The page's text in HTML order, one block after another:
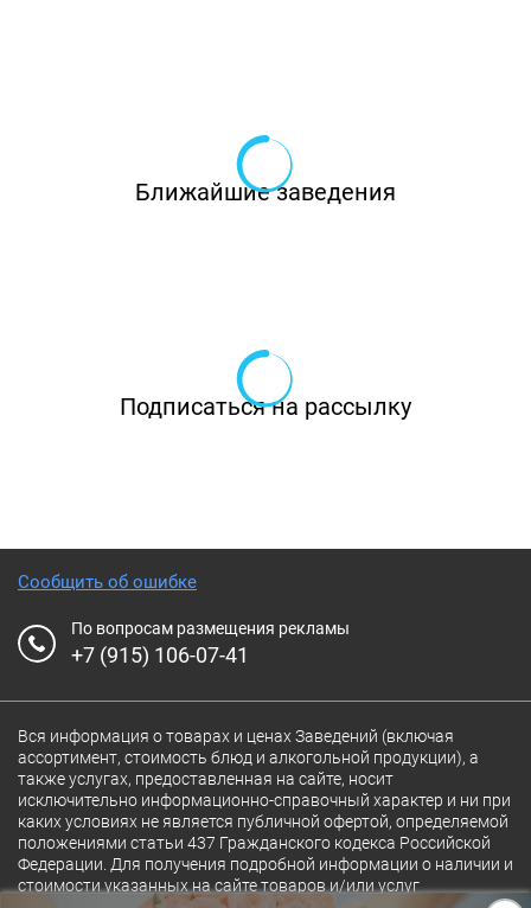
Ближайшие заведения
Подписаться на рассылку
Сообщить об ошибке
По вопросам размещения рекламы
+7 (915) 106-07-41
Вся информация о товарах и ценах Заведений (включая
ассортимент, стоимость блюд и алкогольной продукции), а
также услугах, предоставленная на сайте, носит
исключительно информационно-справочный характер и ни при
каких условиях не является публичной офертой, определяемой
положениями статьи 437 Гражданского кодекса Российской
Федерации. Для получения подробной информации о наличии и
стоимости указанных на сайте товаров и/или услуг